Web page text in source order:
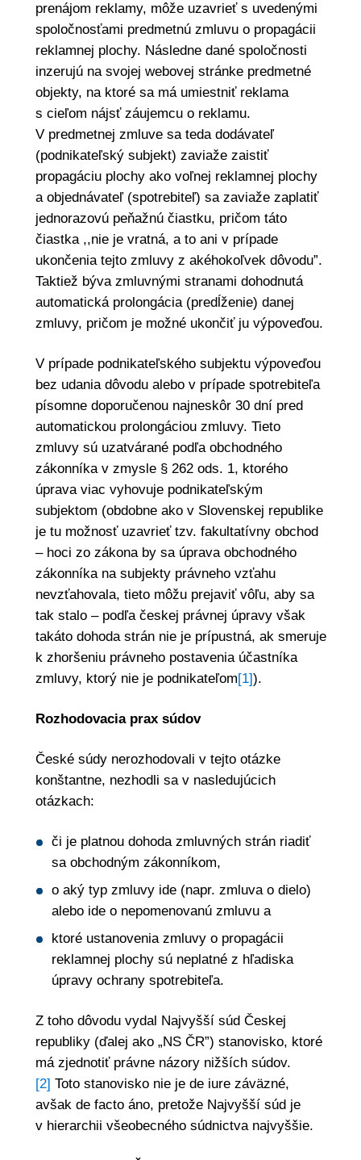
prenájom reklamy, môže uzavrieť s uvedenými
spoločnosťami predmetnú zmluvu o propagácii
reklamnej plochy. Následne dané spoločnosti
inzerujú na svojej webovej stránke predmetné
objekty, na ktoré sa má umiestniť reklama
s cieľom nájsť záujemcu o reklamu.
V predmetnej zmluve sa teda dodávateľ
(podnikateľský subjekt) zaviaže zaistiť
propagáciu plochy ako voľnej reklamnej plochy
a objednávateľ (spotrebiteľ) sa zaviaže zaplatiť
jednorazovú peňažnú čiastku, pričom táto
čiastka ,,nie je vratná, a to ani v prípade
ukončenia tejto zmluvy z akéhokoľvek dôvodu”.
Taktiež býva zmluvnými stranami dohodnutá
automatická prolongácia (predĺženie) danej
zmluvy, pričom je možné ukončiť ju výpoveďou.
V prípade podnikateľského subjektu výpoveďou
bez udania dôvodu alebo v prípade spotrebiteľa
písomne doporučenou najneskôr 30 dní pred
automatickou prolongáciou zmluvy. Tieto
zmluvy sú uzatvárané podľa obchodného
zákonníka v zmysle § 262 ods. 1, ktorého
úprava viac vyhovuje podnikateľským
subjektom (obdobne ako v Slovenskej republike
je tu možnosť uzavrieť tzv. fakultatívny obchod
– hoci zo zákona by sa úprava obchodného
zákonníka na subjekty právneho vzťahu
nevzťahovala, tieto môžu prejaviť vôľu, aby sa
tak stalo – podľa českej právnej úpravy však
takáto dohoda strán nie je prípustná, ak smeruje
k zhoršeniu právneho postavenia účastníka
zmluvy, ktorý nie je podnikateľom[1]).
Rozhodovacia prax súdov
České súdy nerozhodovali v tejto otázke
konštantne, nezhodli sa v nasledujúcich
otázkach:
či je platnou dohoda zmluvných strán riadiť
sa obchodným zákonníkom,
o aký typ zmluvy ide (napr. zmluva o dielo)
alebo ide o nepomenovanú zmluvu a
ktoré ustanovenia zmluvy o propagácii
reklamnej plochy sú neplatné z hľadiska
úpravy ochrany spotrebiteľa.
Z toho dôvodu vydal Najvyšší súd Českej
republiky (ďalej ako „NS ČR”) stanovisko, ktoré
má zjednotiť právne názory nižších súdov.
[2] Toto stanovisko nie je de iure záväzné,
avšak de facto áno, pretože Najvyšší súd je
v hierarchii všeobecného súdnictva najvyššie.